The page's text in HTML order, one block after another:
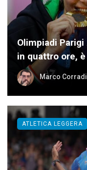
Olimpiadi
in quattro ore,
Marco Corradi
ATLETICA LEGGERA